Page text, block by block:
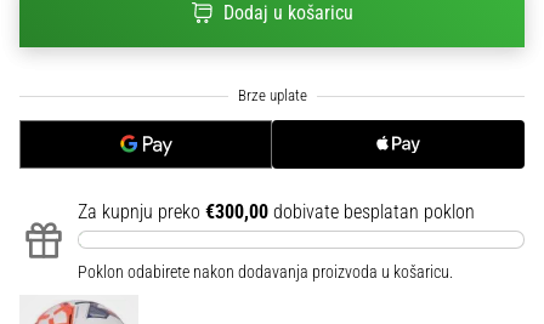
službenim
i
kopačkama
PUMA.
Budi
svake
Dodaj u košaricu
Za kupnju preko €300,00 dobivate besplatan poklon
Poklon odabirete nakon dodavanja proizvoda u košaricu.